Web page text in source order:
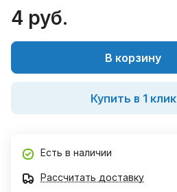
4 руб.
В корзину
Купить в 1 клик
Есть в наличии
Рассчитать доставку